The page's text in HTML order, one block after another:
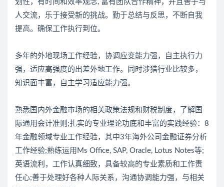
划性，有时间和效率观念, 富有团队合作精神，并且善于与
人交流，乐于接受新的挑战。勤于总结与反思，不断自我
提高。确保工作执行到位。
多年的外地现场工作经验，协调应变能力强，自主执行力
强，适应高强度的出差外地工作。同时涉猎行业比较多，
知识面丰富，自主学习适应能力强。
熟悉国内外金融市场的相关政策法规和财税制度，了解国
际通用会计准则;扎实的专业理论功底和丰富的实践经验：8
年金融领域专业工作经验，其中3年海外公司金融证券分析
工作经验;熟练运用Ms Office, SAP, Oracle, Lotus Notes等;
英语流利，工作认真细致，具备较高的专业素质和工作责
任心;善于处理好各种人际关系，沟通协调能力强，与相关